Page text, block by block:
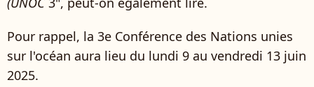
Pour rappel, la 3e Conférence des Nations unies
sur l'océan aura lieu du lundi 9 au vendredi 13 juin
2025.